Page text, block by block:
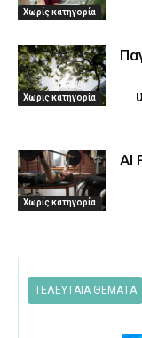
Χωρίς κατηγορία
Χωρίς κατηγορία
Χωρίς κατηγορία
AI
ΤΕΛΕΥΤΑΙΑ ΘΕΜΑΤΑ